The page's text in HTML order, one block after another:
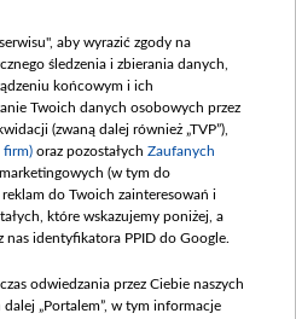
mln, październik 350
000,00 PLN
GRUDZIEŃ 2025
mln)
000 000,00 PLN
LUTY 2026 (wpłata
maja 180 mln, 8
aby wyrazić zgody na
śledzenia i zbierania danych,
końcowym i ich
Twoich danych osobowych przez
(zwaną dalej również „TVP”),
firm) oraz pozostałych Zaufanych
marketingowych (w tym do
do Twoich zainteresowań i
które wskazujemy poniżej, a
nas identyfikatora PPID do Google.
odwiedzania przez Ciebie naszych
dalej „Portalem”, w tym informacje